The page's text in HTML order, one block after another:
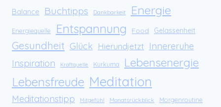
Balance Buchtipps Dankbarkeit Energie
Energiequelle Entspannung Food Gelassenheit
Gesundheit Glück Hierundjetzt
Innereruhe
Inspiration
Kraftquelle Kurkuma Lebensenergie
Lebensfreude Meditation
Meditationstipp Mitgefühl Monatsrückblick Morgenroutine